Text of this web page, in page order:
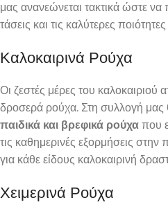
μας ανανεώνεται τακτικά ώστε να
τάσεις και τις καλύτερες
Καλοκαιρινά Ρούχα
Οι ζεστές μέρες του καλοκαιριού
δροσερά ρούχα. Στη συλλογή μας
παιδικά και βρεφικά ρούχα που
τις καθημερινές εξορμήσεις
για κάθε είδους καλοκαιρινή
Χειμερινά Ρούχα